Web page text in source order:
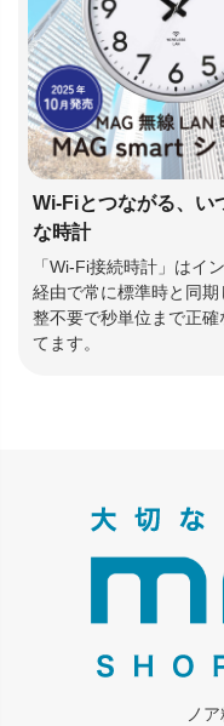
Wi-Fiとつながる、い
な時計
「Wi-Fi接続時計」はイ
経由で常に標準時と同期
整不要で秒単位まで正確
てます。
ノ